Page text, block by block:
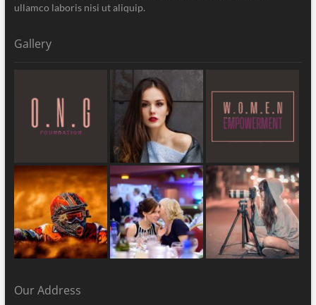
ullamco laboris nisi ut aliquip.
Gallery
Our Address